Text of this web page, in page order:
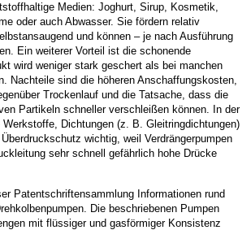
Medien: Joghurt, Sirup, Kosmetik,
oder auch Abwasser. Sie fördern relativ
und können – je nach Ausführung
Ein weiterer Vorteil ist die schonende
wird weniger stark geschert als bei manchen
Nachteile sind die höheren Anschaffungskosten,
Trockenlauf und die Tatsache, dass die
Partikeln schneller verschleißen können. In der
Dichtungen (z. B. Gleitringdichtungen)
wichtig, weil Verdrängerpumpen
sehr schnell gefährlich hohe Drücke
Patentschriftensammlung Informationen rund
Die beschriebenen Pumpen
mit flüssiger und gasförmiger Konsistenz